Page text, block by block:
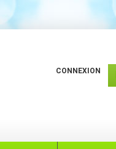
CONNEXION